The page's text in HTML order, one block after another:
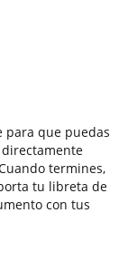
para que puedas
termines,
tu libreta de
con tus